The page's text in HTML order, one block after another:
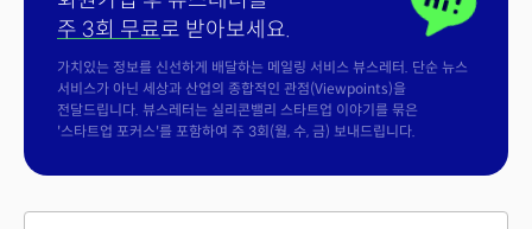
주 3회 무료로 받아보세요.
가치있는 정보를 신선하게 배달하는 메일링 서비스 뷰스레터. 단순 뉴스
서비스가 아닌 세상과 산업의 종합적인 관점(Viewpoints)을
전달드립니다. 뷰스레터는 실리콘밸리 스타트업 이야기를 묶은
'스타트업 포커스'를 포함하여 주 3회(월, 수, 금) 보내드립니다.